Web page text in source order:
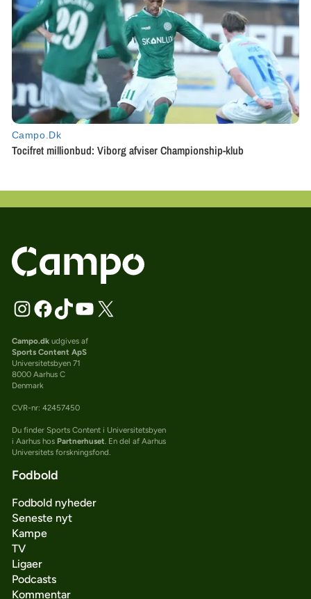
Campo.dkudgives af
Sports Content ApS
Universitetsbyen 71
8000 Aarhus C
Denmark
CVR-nr: 42457450
Du finder Sports Content i Universitetsbyen
i Aarhus hos Partnerhuset. En del af Aarhus
Universitets forskningsfond.
Fodbold
Fodbold nyheder
Seneste nyt
Kampe
TV
Ligaer
Podcasts
Kommentar